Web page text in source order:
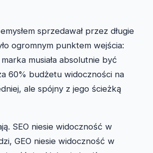
sprzedawał przez długie
ogromnym punktem wejścia:
musiała absolutnie być
60% budżetu widoczności na
ale spójny z jego ścieżką
SEO niesie widoczność w
GEO niesie widoczność w